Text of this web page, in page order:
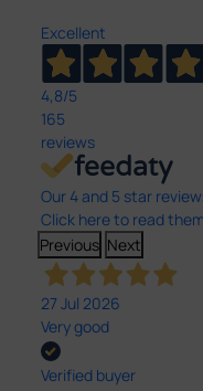
Excellent
4,8/5
165
reviews
Our 4 and 5 star
Click here to read
Previous Next
27 Jul 2026
Very good
Verified buyer